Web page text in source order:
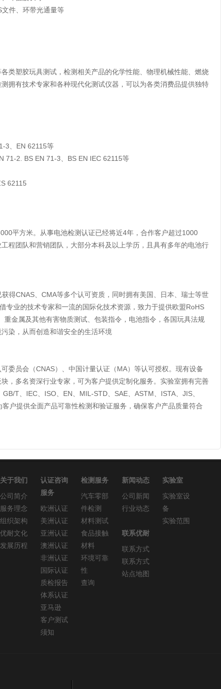
件、环带光通量等
类塑胶玩具测试，检测相关产品的化学性能、物理机械性能、燃烧
拥有技术专家和各种现代化测试仪器，可以为各类消费品提供独特
3、EN 62115等
71-2. BS EN 71-3、BS EN IEC 62115等
62115
平方米。从事电池检测认证已经将近4年，合作客户超过1000
程团队和营销团队，大部分本科及以上学历，且具有多年的电池行
得CNAS、CMA等多个认可资质，同时拥有美国、日本、瑞士等世
专业的技术专家和一流的国际化技术资源，致力于提供欧盟RoHS
金属及其他有害物质测试、包装指令，电池指令，各国玩具法规
染，从而创造和谐安全的生活环境
委员会（CNAS）、中国计量认证（MA）等认可授权。现有设备
，多名资深行业专家，可为客户提供定制化服务。实验室拥有完善
T、IEC、ISO、EN、MIL-STD、SAE、ASTM、ISTA、JIS、
户提供全面产品可靠性检测和验证服务，确保客户产品质量符合
关于我们
公司简介
服务理念
组织架构
优耐文化
发展历程
认证咨询
服务
欧洲认证
美洲认证
亚洲认证
澳洲认证
非洲认证
国际认证
质检报告
体系认证
亚马逊
客户测试
须知
检测服务
汽车零部
件检测
材料测试
食品接触
材料
环境可靠
性
查询
新闻动态
公司新闻
行业动态
实验室
实验室设
备
实验范围
联系优耐
联系方式
联系方式
站点地图